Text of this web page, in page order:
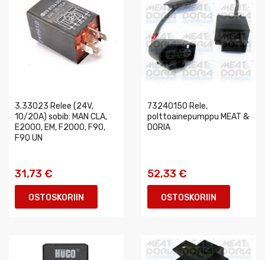
3.33023 Relee (24V,
10/20A) sobib: MAN CLA,
E2000, EM, F2000, F90,
F90 UN
31,73 €
OSTOSKORIIN
73240150 Rele,
polttoainepumppu MEAT &
DORIA
52,33 €
OSTOSKORIIN